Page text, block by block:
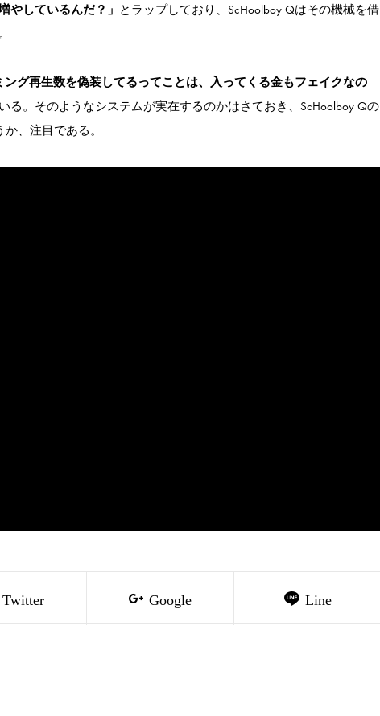
やしているんだ？」 とラップしており、ScHoolboy Qはその機械を借
ング再生数を偽装してるってことは、入ってくる金もフェイクなの
る。そのようなシステムが実在するのかはさておき、ScHoolboy Qの
、注目である。
Twitter Google Line